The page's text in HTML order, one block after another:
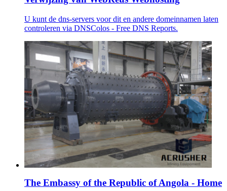
U kunt de dns-servers voor dit en andere domeinnamen laten
controleren via DNSColos - Free DNS Reports.
The Embassy of the Republic of Angola - Home